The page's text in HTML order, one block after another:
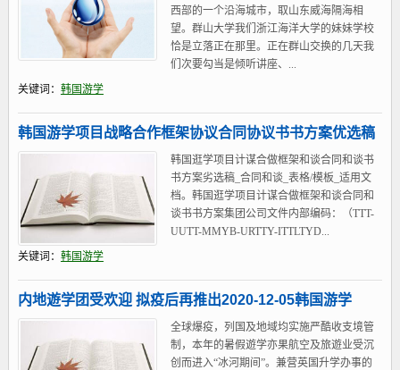
西部的一个沿海城市，取山东威海隔海相
望。群山大学我们浙江海洋大学的妹妹学校
恰是立落正在那里。正在群山交换的几天我
们次要勾当是倾听讲座、...
关键词： 韩国游学
韩国游学项目战略合作框架协议合同协议书书方案优选稿
韩国逛学项目计谋合做框架和谈合同和谈书
书方案劣选稿_合同和谈_表格/模板_适用文
档。韩国逛学项目计谋合做框架和谈合同和
谈书书方案集团公司文件内部编码：（TTT-
UUTT-MMYB-URTTY-ITTLTYD...
关键词： 韩国游学
内地遊学团受欢迎 拟疫后再推出2020-12-05韩国游学
全球爆疫，列国及地域均实施严酷收支境管
制，本年的暑假遊学亦果航空及旅遊业受沉
创而进入“冰河期间”。兼营英国升学办事的